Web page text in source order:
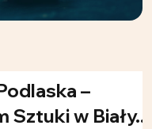
–
w Biały...